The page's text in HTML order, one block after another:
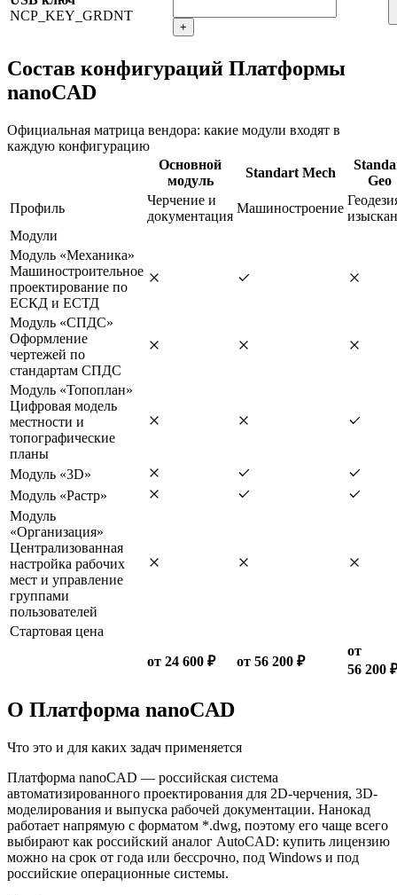
NCP_KEY_GRDNT
+
Состав конфигураций Платформы
nanoCAD
Официальная матрица вендора: какие модули входят в
каждую конфигурацию
Основной
модуль
Standart Mech
Geo
Профиль
Черчение и
документация
Машиностроение
Модули
Модуль «Механика»
Машиностроительное
проектирование по
ЕСКД и ЕСТД
Модуль «СПДС»
Оформление
чертежей по
стандартам СПДС
Модуль «Топоплан»
Цифровая модель
местности и
топографические
планы
Модуль «3D»
Модуль «Растр»
Модуль
«Организация»
Централизованная
настройка рабочих
мест и управление
группами
пользователей
Стартовая цена
от 24 600 ₽
от 56 200 ₽
от
56 200 ₽
О Платформа nanoCAD
Что это и для каких задач применяется
Платформа nanoCAD — российская система
автоматизированного проектирования для 2D-черчения, 3D-
моделирования и выпуска рабочей документации. Нанокад
работает напрямую с форматом *.dwg, поэтому его чаще всего
выбирают как российский аналог AutoCAD: купить лицензию
можно на срок от года или бессрочно, под Windows и под
российские операционные системы.